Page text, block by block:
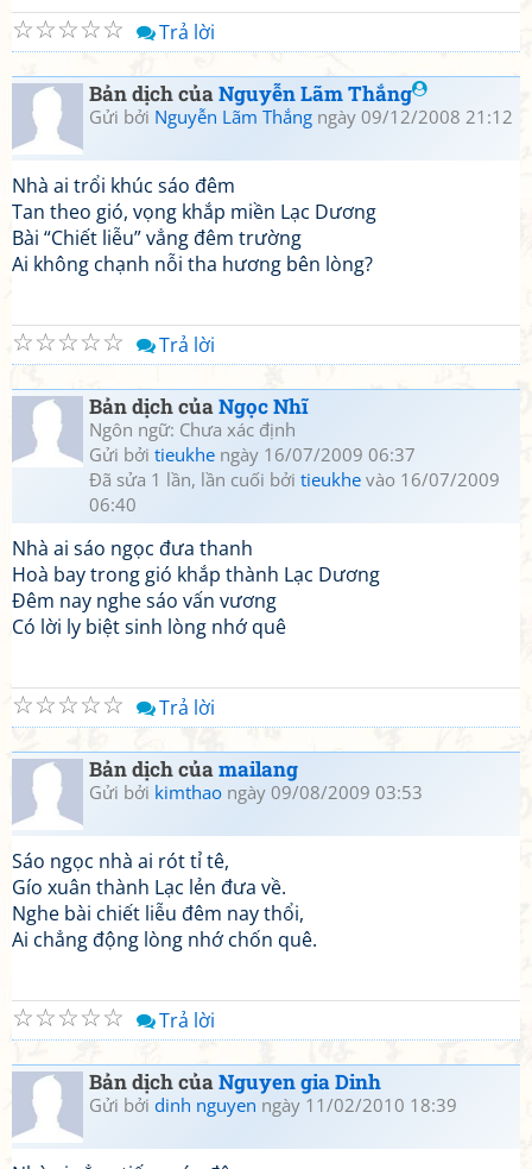
☆
☆
☆
☆
☆ Trả lời
Bản dịch củaNguyễn Lãm Thắng
Gửi bởi Nguyễn Lãm Thắng ngày 09/12/2008 21:12
Nhà ai trổi khúc sáo đêm
Tan theo gió, vọng khắp miền Lạc Dương
Bài “Chiết liễu” vẳng đêm trường
Ai không chạnh nỗi tha hương bên lòng?
☆
☆
☆
☆
☆ Trả lời
Bản dịch củaNgọc Nhĩ
Ngôn ngữ: Chưa xác định
Gửi bởi tieukhe ngày 16/07/2009 06:37
Đã sửa 1 lần, lần cuối bởi tieukhe vào 16/07/2009
06:40
Nhà ai sáo ngọc đưa thanh
Hoà bay trong gió khắp thành Lạc Dương
Đêm nay nghe sáo vấn vương
Có lời ly biệt sinh lòng nhớ quê
☆
☆
☆
☆
☆ Trả lời
Bản dịch củamailang
Gửi bởi kimthao ngày 09/08/2009 03:53
Sáo ngọc nhà ai rót tỉ tê,
Gío xuân thành Lạc lẻn đưa về.
Nghe bài chiết liễu đêm nay thổi,
Ai chẳng động lòng nhớ chốn quê.
☆
☆
☆
☆
☆ Trả lời
Bản dịch củaNguyen gia Dinh
Gửi bởi dinh nguyen ngày 11/02/2010 18:39